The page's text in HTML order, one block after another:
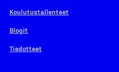
Koulutustallenteet
Blogit
Tiedotteet